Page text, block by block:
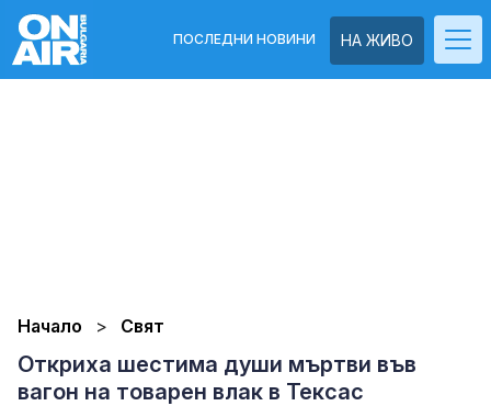
НА ЖИВО
ПОСЛЕДНИ НОВИНИ
Начало Свят
Откриха шестима души мъртви във
вагон на товарен влак в Тексас